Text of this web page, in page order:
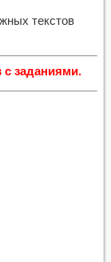
текстов
с заданиями.